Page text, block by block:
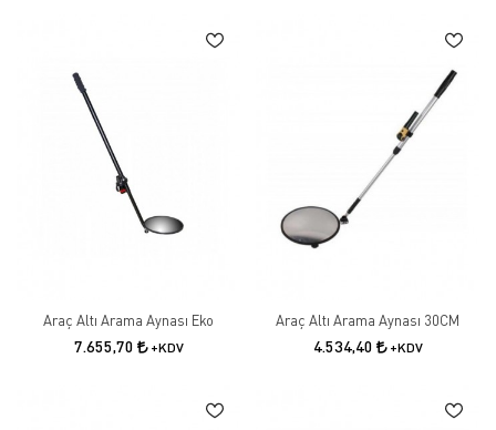
Araç Altı Arama Aynası Eko
7.655,70 +KDV
Araç Altı Arama Aynası 30CM
4.534,40 +KDV